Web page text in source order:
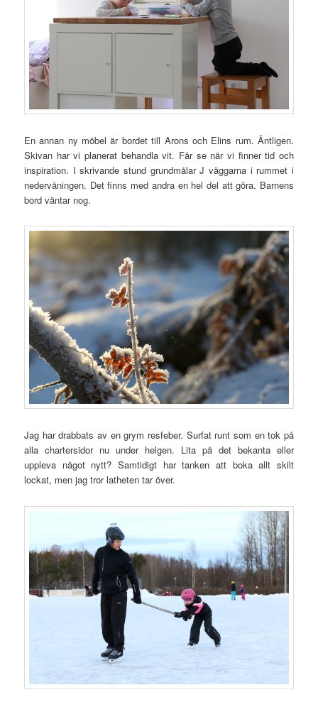
En annan ny möbel är bordet till Arons och Elins rum. Äntligen.
Skivan har vi planerat behandla vit. Får se när vi finner tid och
inspiration. I skrivande stund grundmålar J väggarna i rummet i
nedervåningen. Det finns med andra en hel del att göra. Barnens
bord väntar nog.
Jag har drabbats av en grym resfeber. Surfat runt som en tok på
alla chartersidor nu under helgen. Lita på det bekanta eller
uppleva något nytt? Samtidigt har tanken att boka allt skilt
lockat, men jag tror latheten tar över.